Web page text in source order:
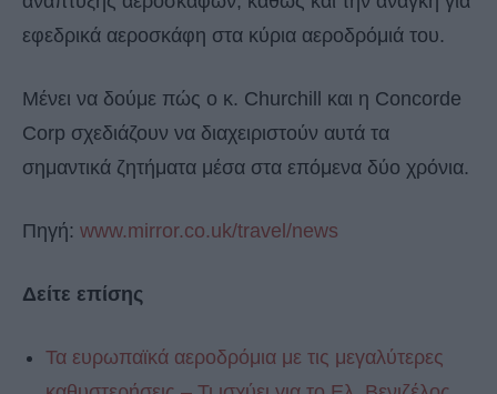
εφεδρικά αεροσκάφη στα κύρια αεροδρόμιά του.
Μένει να δούμε πώς ο κ. Churchill και η Concorde
Corp σχεδιάζουν να διαχειριστούν αυτά τα
σημαντικά ζητήματα μέσα στα επόμενα δύο χρόνια.
Πηγή: www.mirror.co.uk/travel/news
Δείτε επίσης
Τα ευρωπαϊκά αεροδρόμια με τις μεγαλύτερες